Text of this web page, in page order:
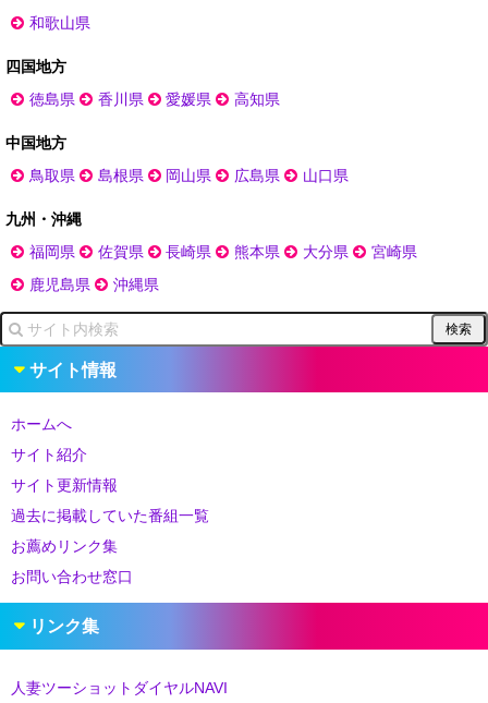
和歌山県
四国地方
徳島県
香川県 愛媛県 高知県
中国地方
鳥取県
島根県 岡山県 広島県 山口県
九州・沖縄
福岡県
佐賀県 長崎県 熊本県 大分県
宮崎県
鹿児島県
沖縄県
サイト情報
ホームへ
サイト紹介
サイト更新情報
過去に掲載していた番組一覧
お薦めリンク集
お問い合わせ窓口
リンク集
人妻ツーショットダイヤルNAVI